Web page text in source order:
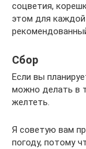
соцветия,
этом для каждой
Сбор
Если вы
можно делать в
желтеть.
Я советую вам
погоду, потому